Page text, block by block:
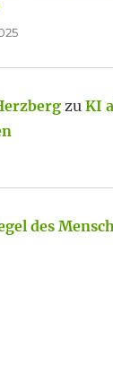
zuKI
des